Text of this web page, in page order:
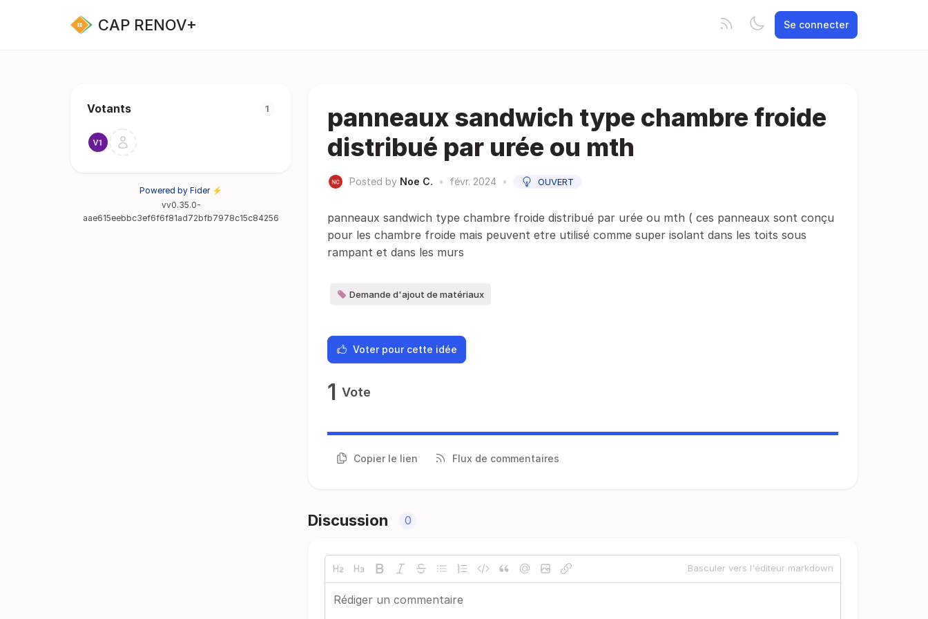
CAP RENOV+ Se connecter
Votants 1
Powered by Fider ⚡
vv0.35.0-
aae615eebbc3ef6f6f81ad72bfb7978c15c84256
panneaux sandwich type chambre froide
distribué par urée ou mth
Posted by Noe C. • févr. 2024 • OUVERT
panneaux sandwich type chambre froide distribué par urée ou mth ( ces panneaux sont conçu
pour les chambre froide mais peuvent etre utilisé comme super isolant dans les toits sous
rampant et dans les murs
Demande d'ajout de matériaux
Voter pour cette idée
1 Vote
Copier le lien Flux de commentaires
Discussion 0
Basculer vers l'éditeur markdown